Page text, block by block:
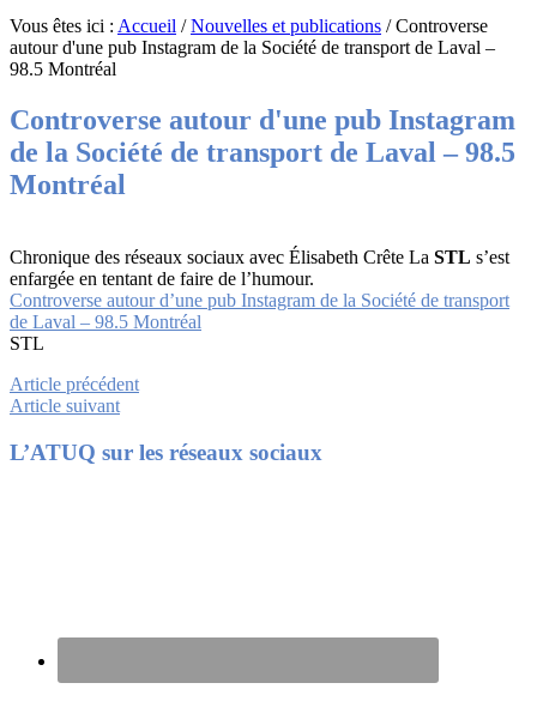
Vous êtes ici : Accueil /Nouvelles et publications /Controverse
autour d'une pub Instagram de la Société de transport de Laval –
98.5 Montréal
Controverse autour d'une pub Instagram
de la Société de transport de Laval – 98.5
Montréal
Chronique des réseaux sociaux avec Élisabeth Crête La STL s’est
enfargée en tentant de faire de l’humour.
Controverse autour d’une pub Instagram de la Société de transport
de Laval – 98.5 Montréal
STL
Article précédent
Article suivant
Footer
L’ATUQ sur les réseaux sociaux